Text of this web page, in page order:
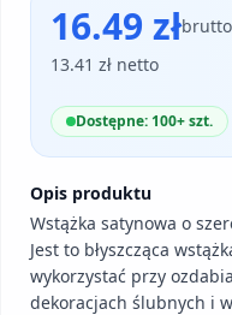
16.49 złbrutto
13.41 zł netto
Dostępne: 100+ szt.
Opis produktu
Wstążka satynowa o
Jest to błyszcząca
wykorzystać przy
dekoracjach ślubnych i